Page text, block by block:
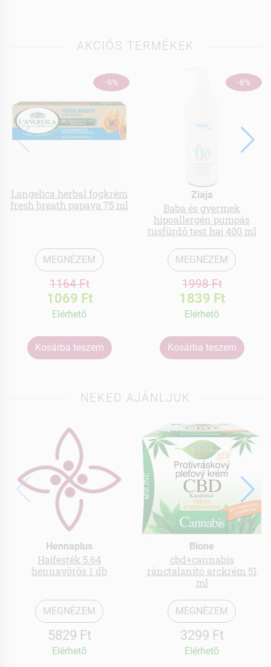
AKCIÓS TERMÉKEK
-9%
Langelica herbal fogkrém
fresh breath papaya 75 ml
MEGNÉZEM
1164 Ft
1069 Ft
Elérhetõ
Kosárba teszem
-8%
Ziaja
Baba és gyermek
hipoallergén pumpás
tusfürdő test haj 400 ml
MEGNÉZEM
1998 Ft
1839 Ft
Elérhetõ
Kosárba teszem
NEKED AJÁNLJUK
Hennaplus
Hajfesték 5.64
hennavörös 1 db
MEGNÉZEM
5829 Ft
Elérhetõ
Bione
cbd+cannabis
ránctalanító arckrém 51
ml
MEGNÉZEM
3299 Ft
Elérhetõ